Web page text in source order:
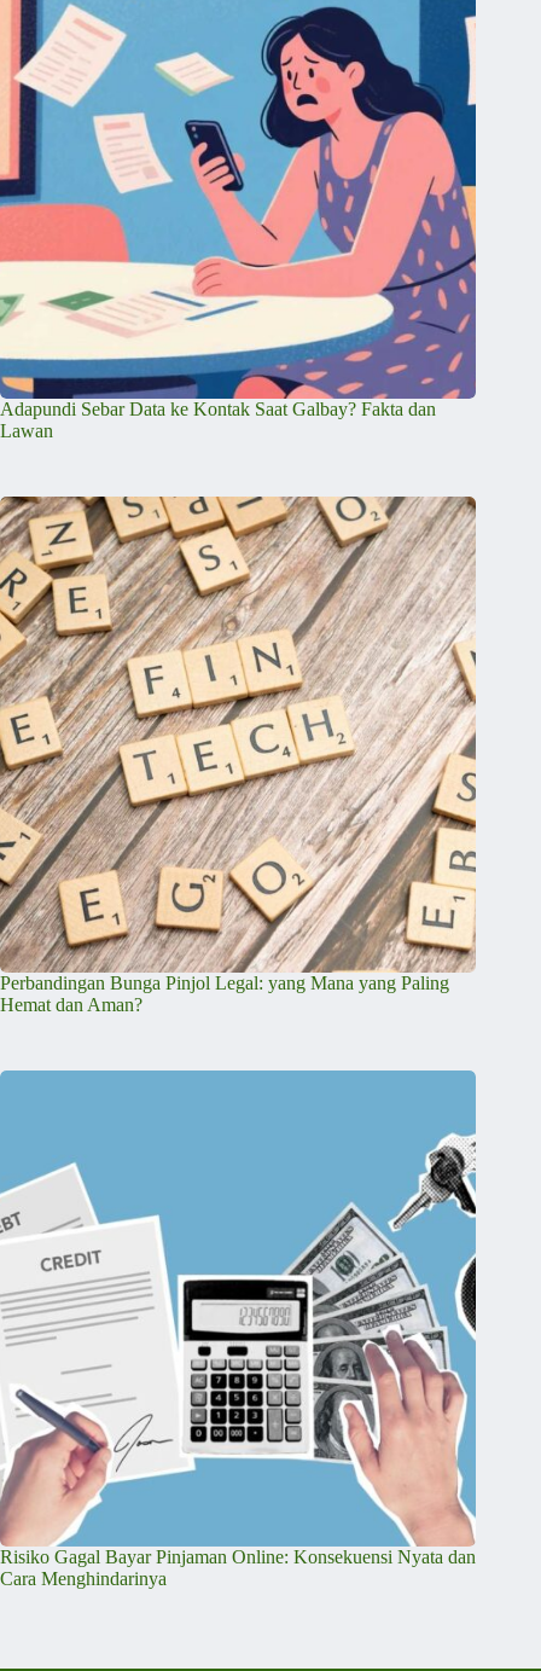
Adapundi Sebar Data ke Kontak Saat Galbay? Fakta dan
Lawan
Perbandingan Bunga Pinjol Legal: yang Mana yang Paling
Hemat dan Aman?
Risiko Gagal Bayar Pinjaman Online: Konsekuensi Nyata dan
Cara Menghindarinya